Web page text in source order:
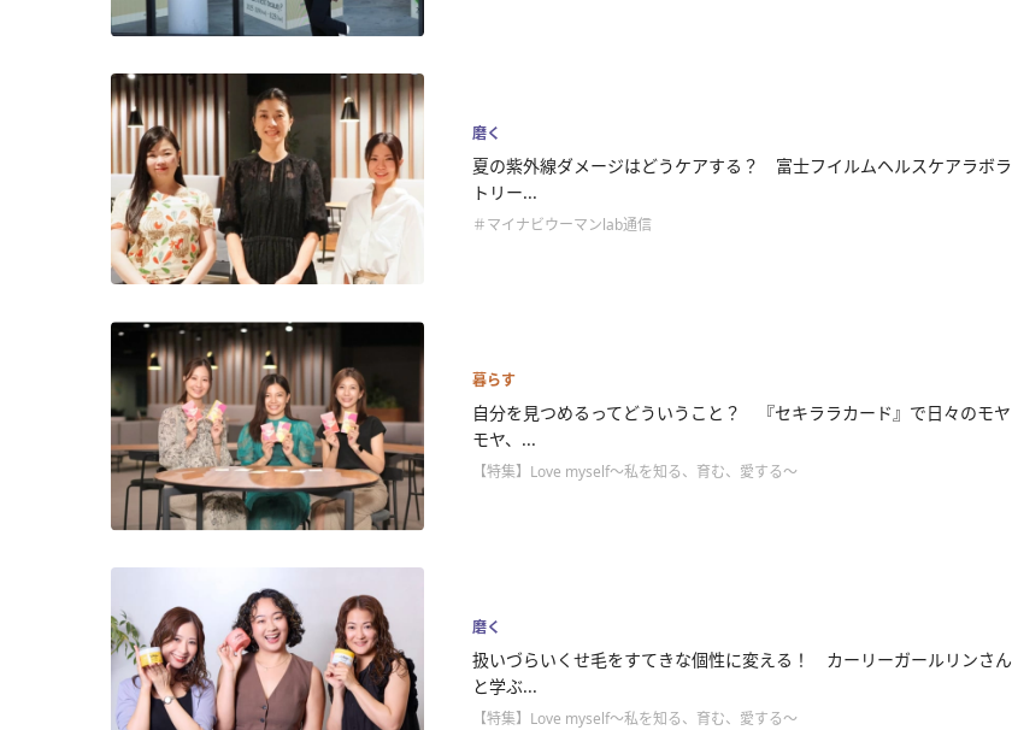
磨く
夏の紫外線ダメージはどうケアする？ 富士フイルムヘルスケアラボラ
トリー...
＃マイナビウーマンlab通信
暮らす
自分を見つめるってどういうこと？ 『セキララカード』で日々のモヤ
モヤ、...
【特集】Love myself～私を知る、育む、愛する～
磨く
扱いづらいくせ毛をすてきな個性に変える！ カーリーガールリンさん
と学ぶ...
【特集】Love myself～私を知る、育む、愛する～